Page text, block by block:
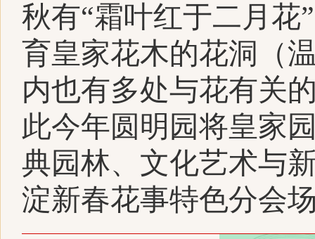
秋有“霜叶红于二月花
育皇家花木的花洞（
内也有多处与花有关
此今年圆明园将皇家
典园林、文化艺术与
淀新春花事特色分会